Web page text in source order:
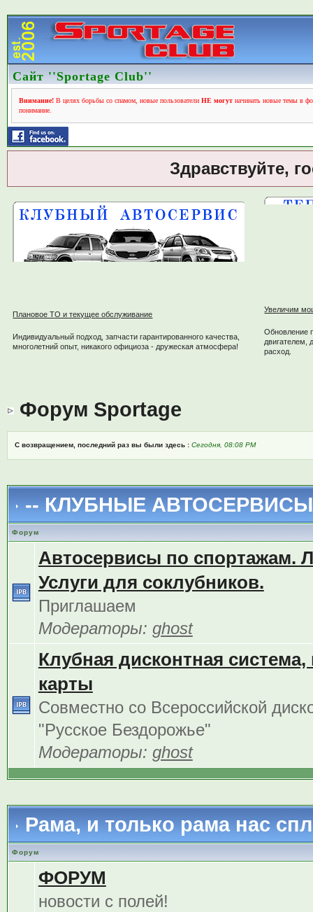
Сайт ''Sportage Club''
Внимание!В целях борьбы со спамом, новые пользователи НЕ могутначинать новые темы в
понимание.
Здравствуйте,
Плановое ТО и текущее обслуживание
Индивидуальный подход, запчасти гарантированного качества,
многолетний опыт, никакого официоза - дружеская атмосфера!
Увеличим
Обновление
двигателем,
расход.
Форум Sportage
С возвращением, последний раз вы были здесь : Сегодня, 08:08 PM
-- КЛУБНЫЕ
Форум
Автосервисы по спортажам.
Услуги для соклубников.
Приглашаем
Модераторы: ghost
Клубная дисконтная
карты
Совместно со Всероссийской
"Русское Бездорожье"
Модераторы: ghost
Рама, и только рама нас
Форум
ФОРУМ
новости с полей!